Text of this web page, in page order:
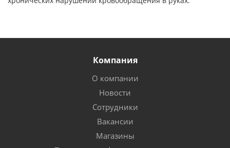
Компания
О компании
Новости
Сотрудники
Вакансии
Магазины